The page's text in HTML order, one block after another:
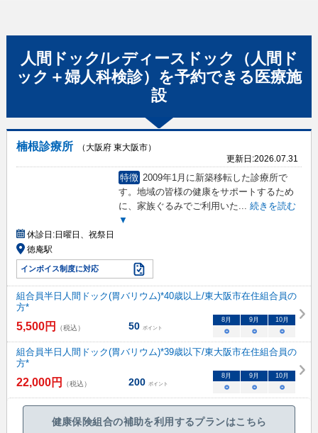
人間ドック/レディースドック（人間ド
ック＋婦人科検診） を予約できる 医療施
設
楠根診療所
（大阪府 東大阪市）
更新日:2026.07.31
特徴 2009年1月に新築移転した診療所で
す。地域の皆様の健康をサポートするため
に、家族ぐるみでご利用いた... 続きを読む
▼
休診日:日曜日、祝祭日
徳庵駅
インボイス制度に対応
組合員半日人間ドック(胃バリウム)*40歳以上/東大阪市在住組合員の
方*
5,500円 （税込） 50 ポイント
8月 9月 10月
○ ○ ○
組合員半日人間ドック(胃バリウム)*39歳以下/東大阪市在住組合員の
方*
22,000円 （税込） 200 ポイント
8月 9月 10月
○ ○ ○
健康保険組合の補助を利用するプランはこちら